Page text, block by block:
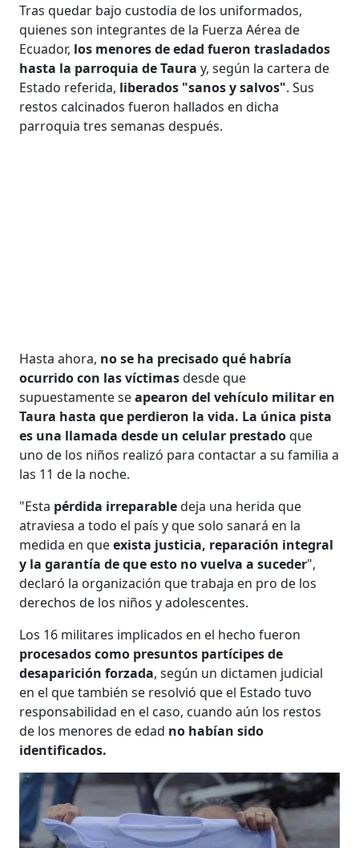
Tras quedar bajo custodia de los uniformados,
quienes son integrantes de la Fuerza Aérea de
Ecuador, los menores de edad fueron trasladados
hasta la parroquia de Taura y, según la cartera de
Estado referida, liberados "sanos y salvos". Sus
restos calcinados fueron hallados en dicha
parroquia tres semanas después.
Hasta ahora, no se ha precisado qué habría
ocurrido con las víctimasdesde que
supuestamente seapearon del vehículo militar en
Taura hasta que perdieron la vida. La única pista
es una llamada desde un celular prestadoque
uno de los niños realizó para contactar a su familia a
las 11 de la noche.
"Esta pérdida irreparabledeja una herida que
atraviesa a todo el país y que solo sanará en la
medida en queexista justicia, reparación integral
y la garantía de que esto no vuelva a suceder",
declaró la organización que trabaja en pro de los
derechos de los niños y adolescentes.
Los 16 militares implicados en el hecho fueron
procesados como presuntos partícipes de
desaparición forzada, según un dictamen judicial
en el que también se resolvió que el Estado tuvo
responsabilidad en el caso, cuando aún los restos
de los menores de edad no habían sido
identificados.